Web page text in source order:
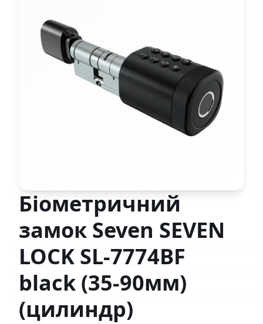
Біометричний
замок Seven SEVEN
LOCK SL-7774BF
black (35-90мм)
(цилиндр)